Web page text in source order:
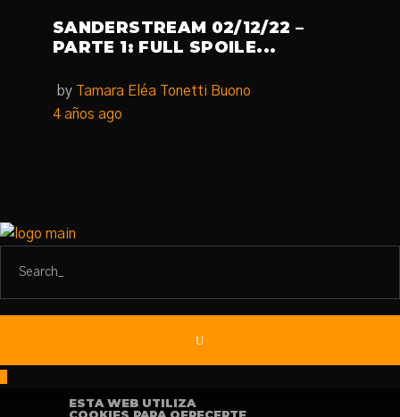
SANDERSTREAM 02/12/22 –
PARTE 1: FULL SPOILE...
by
Tamara Eléa Tonetti Buono
4 años ago
ESTA WEB UTILIZA
COOKIES PARA OFRECERTE